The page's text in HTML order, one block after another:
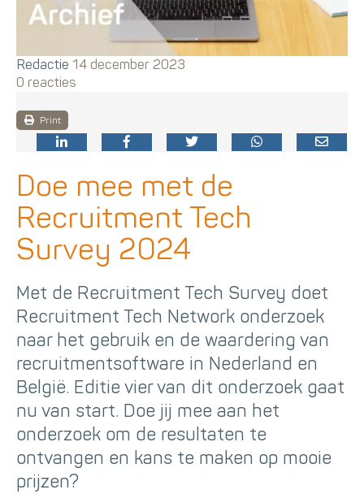
Redactie 14 december 2023
0 reacties
Print
Doe mee met de
Recruitment Tech
Survey 2024
Met de Recruitment Tech Survey doet
Recruitment Tech Network onderzoek
naar het gebruik en de waardering van
recruitmentsoftware in Nederland en
België. Editie vier van dit onderzoek gaat
nu van start. Doe jij mee aan het
onderzoek om de resultaten te
ontvangen en kans te maken op mooie
prijzen?